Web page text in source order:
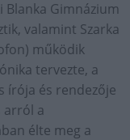
Blanka Gimnázium
valamint Szarka
működik
tervezte, a
írója és rendezője
arról a
élte meg a